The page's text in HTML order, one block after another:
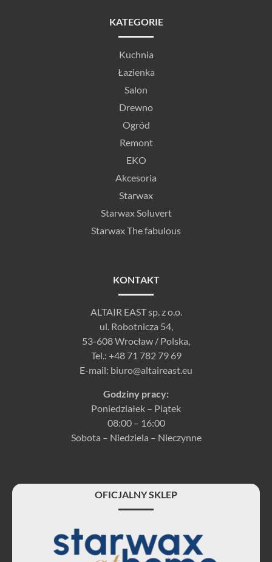
KATEGORIE
Kuchnia
Łazienka
Salon
Drewno
Ogród
Remont
EKO
Akcesoria
Starwax
Starwax Soluvert
Starwax The fabulous
KONTAKT
ALTAIR EAST sp. z o.o.
ul. Robotnicza 54,
53-608 Wrocław / Polska,
Tel.: +48 71 782 79 69
E-mail: biuro@altaireast.eu
Godziny pracy:
Poniedziałek – Piątek
08:00 – 16:00
Sobota – Niedziela – Nieczynne
OFICJALNY SKLEP